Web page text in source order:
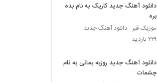
دانلود آهنگ جدید کاریک به نام بده
بره
موزیک قیر - دانلود آهنگ جدبد
۲۲۹ بازدید
دانلود آهنگ جدید روزبه بمانی به نام
چشمات